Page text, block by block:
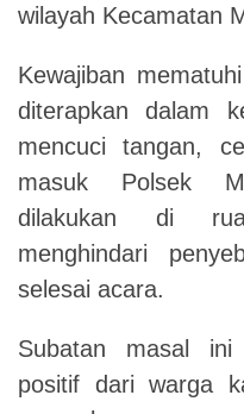
wilayah Kecamatan
Kewajiban
diterapkan dalam
mencuci tangan,
masuk Polsek
dilakukan di
menghindari
selesai acara.
Subatan masal
positif dari warga